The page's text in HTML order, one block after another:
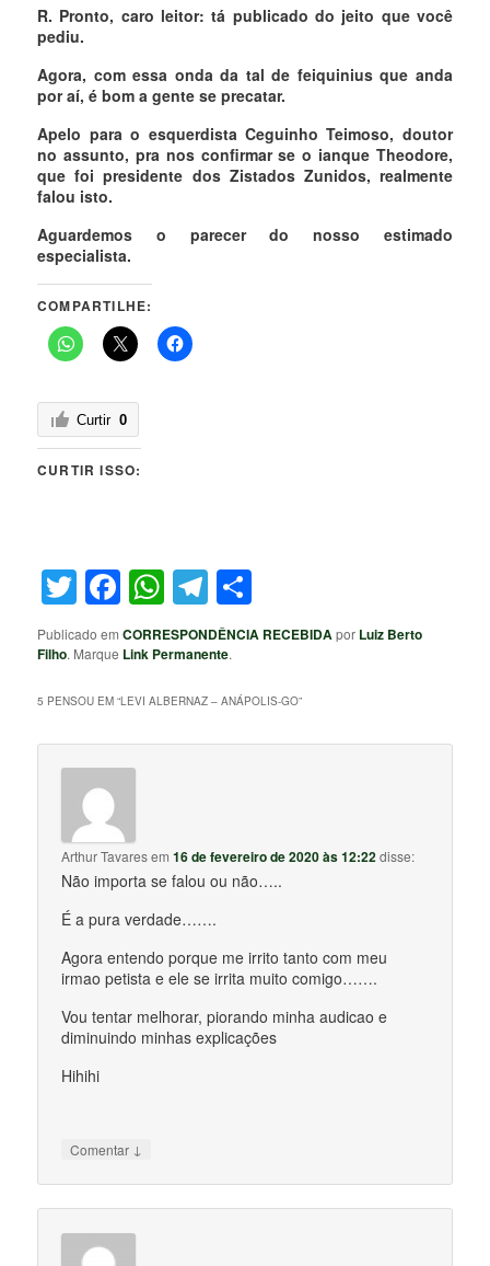
R. Pronto, caro leitor: tá publicado do jeito que você
pediu.
Agora, com essa onda da tal de feiquinius que anda
por aí, é bom a gente se precatar.
Apelo para o esquerdista Ceguinho Teimoso, doutor
no assunto, pra nos confirmar se o ianque Theodore,
que foi presidente dos Zistados Zunidos, realmente
falou isto.
Aguardemos o parecer do nosso estimado
especialista.
COMPARTILHE:
Curtir 0
CURTIR ISSO:
Twitter
Facebook
WhatsApp
Telegram
Publicado emCORRESPONDÊNCIA RECEBIDApor Luiz Berto
Filho. Marque Link Permanente.
5 PENSOU EM “LEVI ALBERNAZ – ANÁPOLIS-GO”
Arthur Tavaresem16 de fevereiro de 2020 às 12:22disse:
Não importa se falou ou não…..
É a pura verdade…….
Agora entendo porque me irrito tanto com meu
irmao petista e ele se irrita muito comigo…….
Vou tentar melhorar, piorando minha audicao e
diminuindo minhas explicações
Hihihi
Comentar ↓